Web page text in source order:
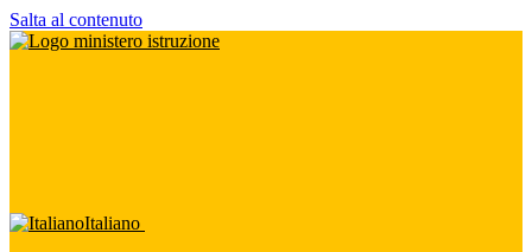
Salta al contenuto
Italiano